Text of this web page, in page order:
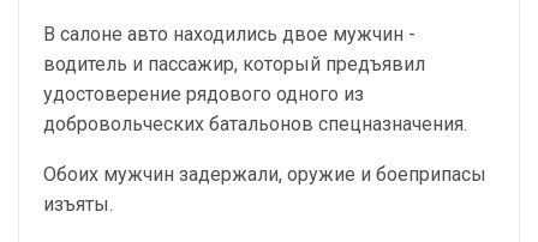
В салоне авто находились двое мужчин -
водитель и пассажир, который предъявил
удостоверение рядового одного из
добровольческих батальонов спецназначения.
Обоих мужчин задержали, оружие и боеприпасы
изъяты.